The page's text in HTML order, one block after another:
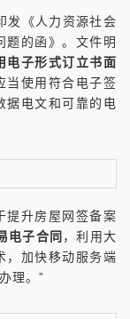
发《人力资源社会
题的函》。文件明
电子形式订立书面
当使用符合电子签
据电文和可靠的电
提升房屋网签备案
电子合同 ，利用大
，加快移动服务端
理。”